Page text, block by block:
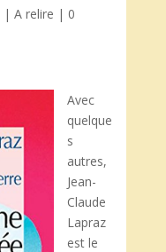
| A relire | 0
Avec
quelque
s
autres,
Jean-
Claude
Lapraz
est le